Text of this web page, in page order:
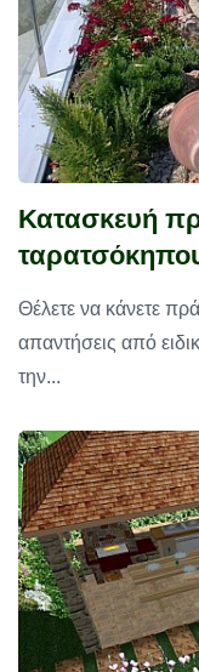
Κατασκευή
Θέλετε να κάνετε
απαντήσεις από
την...